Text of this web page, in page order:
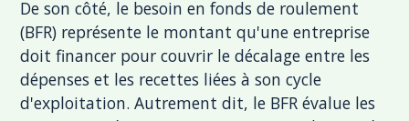
De son côté, le besoin en fonds de roulement
(BFR) représente le montant qu'une entreprise
doit financer pour couvrir le décalage entre les
dépenses et les recettes liées à son cycle
d'exploitation. Autrement dit, le BFR évalue les